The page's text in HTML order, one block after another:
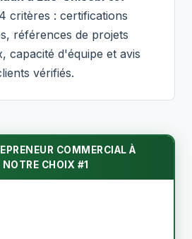
critères : certifications
références de projets
capacité d'équipe et avis
vérifiés.
COMMERCIAL À
CHOIX #1